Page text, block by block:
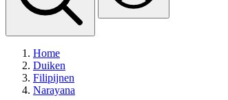
Home
Duiken
Filipijnen
Narayana